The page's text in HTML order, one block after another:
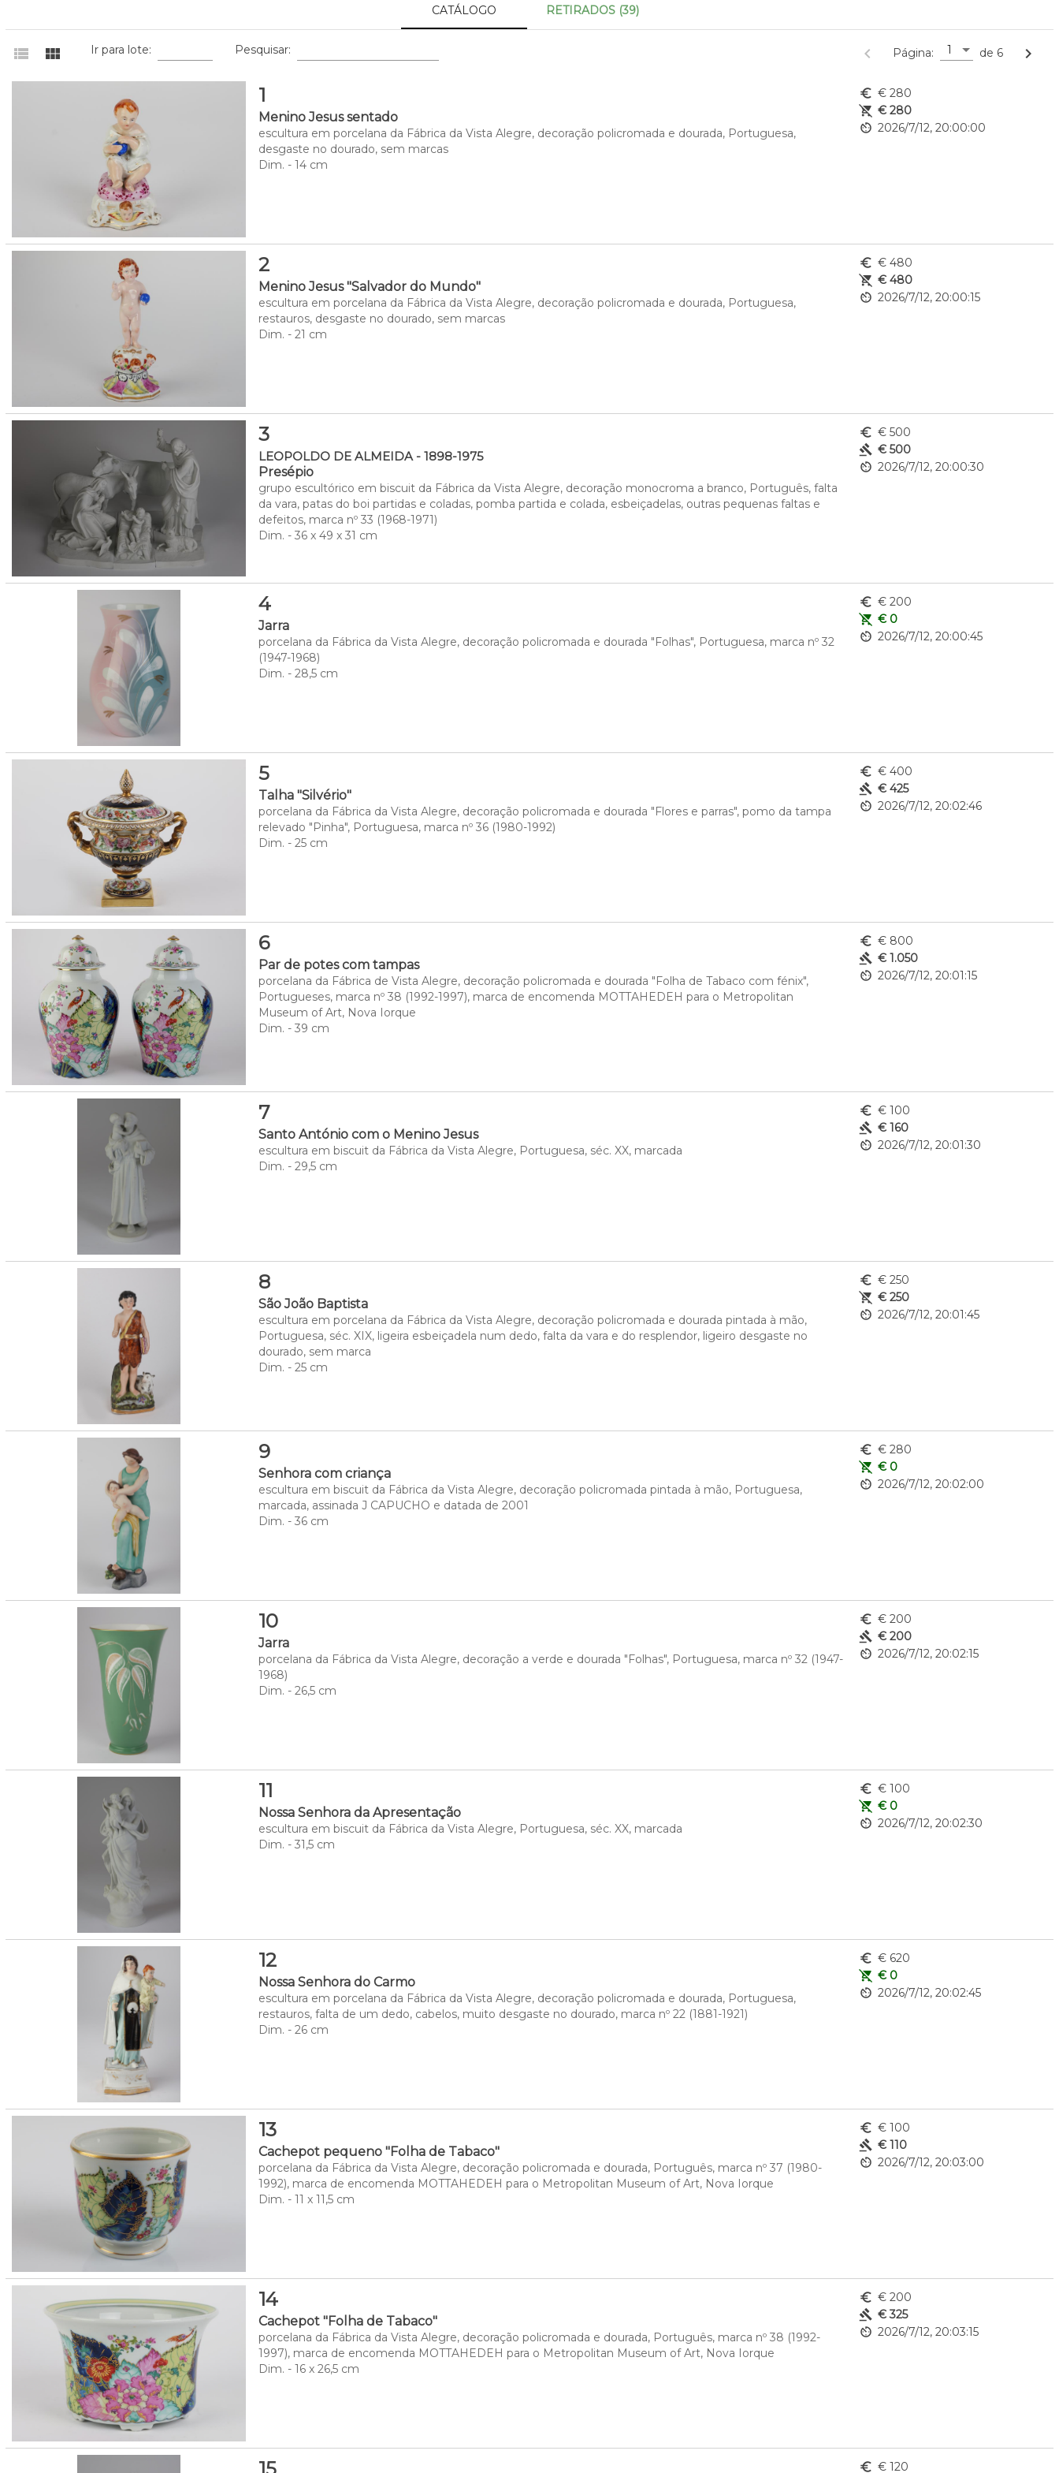
CATÁLOGO RETIRADOS (39)
view_list view_module Ir para lote: Pesquisar: navigate_before Página: 1 de 6 navigate_next
1
Menino Jesus sentado
escultura em porcelana da Fábrica da Vista Alegre, decoração policromada e dourada, Portuguesa,
desgaste no dourado, sem marcas
Dim. - 14 cm
euro_symbol € 280
remove_shopping_cart € 280
av_timer 2026/7/12, 20:00:00
2
Menino Jesus "Salvador do Mundo"
escultura em porcelana da Fábrica da Vista Alegre, decoração policromada e dourada, Portuguesa,
restauros, desgaste no dourado, sem marcas
Dim. - 21 cm
euro_symbol € 480
remove_shopping_cart € 480
av_timer 2026/7/12, 20:00:15
3
LEOPOLDO DE ALMEIDA - 1898-1975
Presépio
grupo escultórico em biscuit da Fábrica da Vista Alegre, decoração monocroma a branco, Português, falta
da vara, patas do boi partidas e coladas, pomba partida e colada, esbeiçadelas, outras pequenas faltas e
defeitos, marca nº 33 (1968-1971)
Dim. - 36 x 49 x 31 cm
euro_symbol € 500
gavel € 500
av_timer 2026/7/12, 20:00:30
4
Jarra
porcelana da Fábrica da Vista Alegre, decoração policromada e dourada "Folhas", Portuguesa, marca nº 32
(1947-1968)
Dim. - 28,5 cm
euro_symbol € 200
remove_shopping_cart € 0
av_timer 2026/7/12, 20:00:45
5
Talha "Silvério"
porcelana da Fábrica da Vista Alegre, decoração policromada e dourada "Flores e parras", pomo da tampa
relevado "Pinha", Portuguesa, marca nº 36 (1980-1992)
Dim. - 25 cm
euro_symbol € 400
gavel € 425
av_timer 2026/7/12, 20:02:46
6
Par de potes com tampas
porcelana da Fábrica de Vista Alegre, decoração policromada e dourada "Folha de Tabaco com fénix",
Portugueses, marca nº 38 (1992-1997), marca de encomenda MOTTAHEDEH para o Metropolitan
Museum of Art, Nova Iorque
Dim. - 39 cm
euro_symbol € 800
gavel € 1.050
av_timer 2026/7/12, 20:01:15
7
Santo António com o Menino Jesus
escultura em biscuit da Fábrica da Vista Alegre, Portuguesa, séc. XX, marcada
Dim. - 29,5 cm
euro_symbol € 100
gavel € 160
av_timer 2026/7/12, 20:01:30
8
São João Baptista
escultura em porcelana da Fábrica da Vista Alegre, decoração policromada e dourada pintada à mão,
Portuguesa, séc. XIX, ligeira esbeiçadela num dedo, falta da vara e do resplendor, ligeiro desgaste no
dourado, sem marca
Dim. - 25 cm
euro_symbol € 250
remove_shopping_cart € 250
av_timer 2026/7/12, 20:01:45
9
Senhora com criança
escultura em biscuit da Fábrica da Vista Alegre, decoração policromada pintada à mão, Portuguesa,
marcada, assinada J CAPUCHO e datada de 2001
Dim. - 36 cm
euro_symbol € 280
remove_shopping_cart € 0
av_timer 2026/7/12, 20:02:00
10
Jarra
porcelana da Fábrica da Vista Alegre, decoração a verde e dourada "Folhas", Portuguesa, marca nº 32 (1947-
1968)
Dim. - 26,5 cm
euro_symbol € 200
gavel € 200
av_timer 2026/7/12, 20:02:15
11
Nossa Senhora da Apresentação
escultura em biscuit da Fábrica da Vista Alegre, Portuguesa, séc. XX, marcada
Dim. - 31,5 cm
euro_symbol € 100
remove_shopping_cart € 0
av_timer 2026/7/12, 20:02:30
12
Nossa Senhora do Carmo
escultura em porcelana da Fábrica da Vista Alegre, decoração policromada e dourada, Portuguesa,
restauros, falta de um dedo, cabelos, muito desgaste no dourado, marca nº 22 (1881-1921)
Dim. - 26 cm
euro_symbol € 620
remove_shopping_cart € 0
av_timer 2026/7/12, 20:02:45
13
Cachepot pequeno "Folha de Tabaco"
porcelana da Fábrica da Vista Alegre, decoração policromada e dourada, Português, marca nº 37 (1980-
1992), marca de encomenda MOTTAHEDEH para o Metropolitan Museum of Art, Nova Iorque
Dim. - 11 x 11,5 cm
euro_symbol € 100
gavel € 110
av_timer 2026/7/12, 20:03:00
14
Cachepot "Folha de Tabaco"
porcelana da Fábrica da Vista Alegre, decoração policromada e dourada, Português, marca nº 38 (1992-
1997), marca de encomenda MOTTAHEDEH para o Metropolitan Museum of Art, Nova Iorque
Dim. - 16 x 26,5 cm
euro_symbol € 200
gavel € 325
av_timer 2026/7/12, 20:03:15
euro_symbol € 120